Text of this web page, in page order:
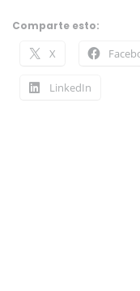
Comparte esto:
X
LinkedIn